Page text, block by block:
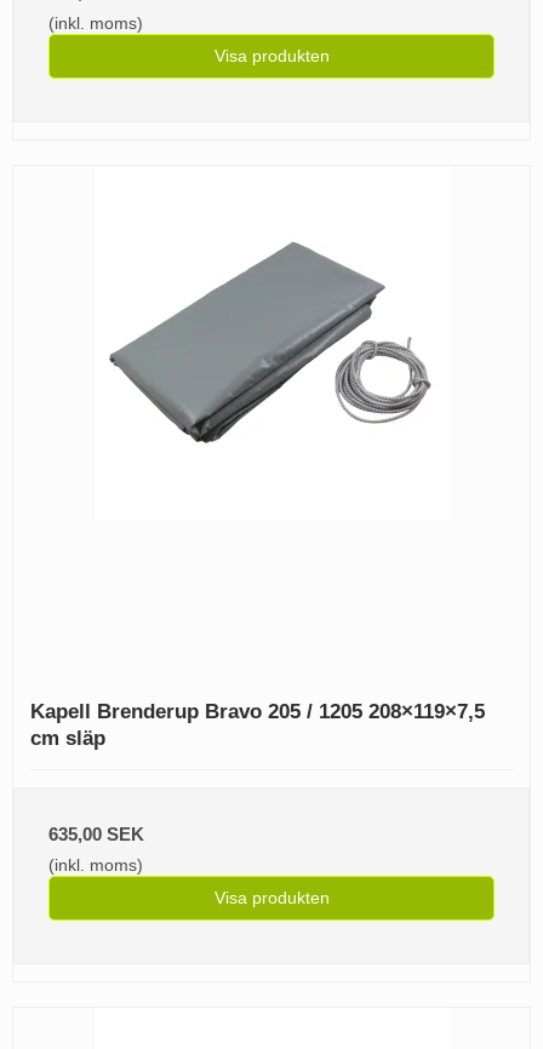
(inkl. moms)
Visa produkten
Kapell Brenderup Bravo 205 / 1205 208×119×7,5
cm släp
635,00 SEK
(inkl. moms)
Visa produkten